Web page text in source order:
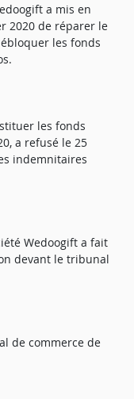
a mis en
2020 de réparer le
les fonds
les fonds
a refusé le 25
indemnitaires
Wedoogift a fait
devant le tribunal
de commerce de